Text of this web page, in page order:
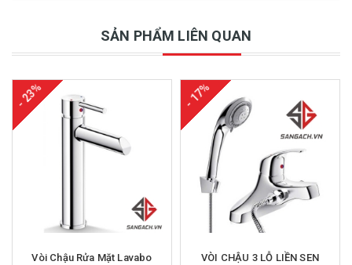
SẢN PHẨM LIÊN QUAN
- 23%
Vòi Chậu Rửa Mặt Lavabo
- 17%
VÒI CHẬU 3 LỖ LIỀN SEN